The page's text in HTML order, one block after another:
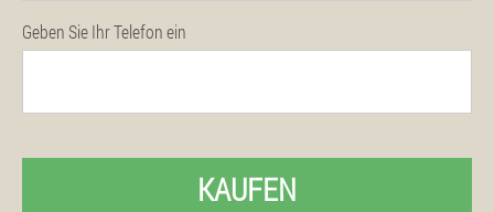
Geben Sie Ihr Telefon ein
KAUFEN